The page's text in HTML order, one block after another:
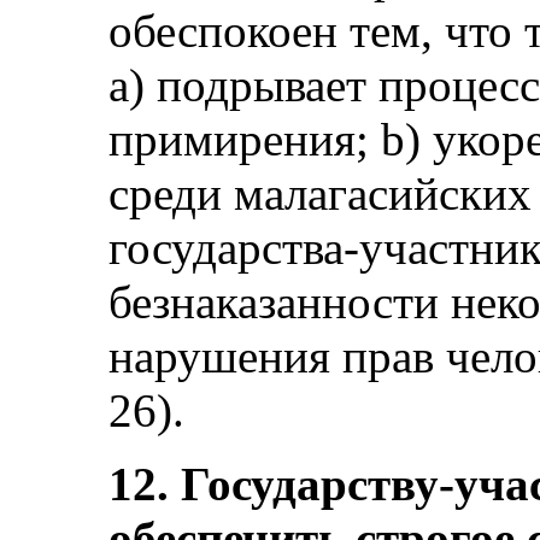
обеспокоен тем, что
a) подрывает
примирения; b)
среди
государства-
безнаказанности
нарушения прав
26).
12. Государству-